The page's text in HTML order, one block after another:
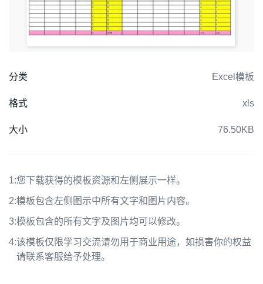
分类 Excel模板
格式 xls
大小 76.50KB
1:您下载获得的模板资源和左侧展示一样。
2:模板包含左侧图示中所有文字和图片内容。
3:模板包含的所有文字及图片均可以修改。
4:该模板仅限学习交流请勿用于商业用途，如损害你的权益
请联系客服给予处理。